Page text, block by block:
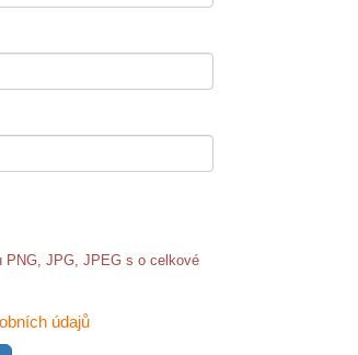
PNG, JPG, JPEG s o celkové
údajů